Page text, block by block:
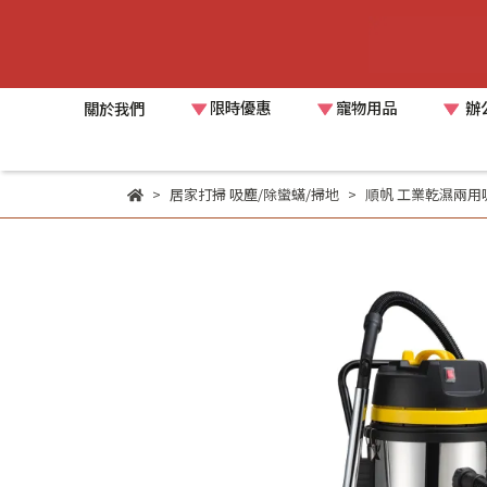
關於我們 限時優惠 寵物用品 辦
居家打掃 吸塵/除蠻蟎/掃地 順帆 工業乾濕兩用